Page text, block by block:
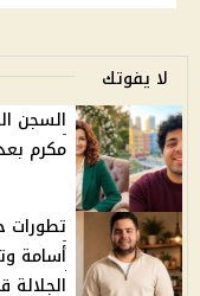
لا يفوتك
السجن
مكرم
تطورات
أسامة